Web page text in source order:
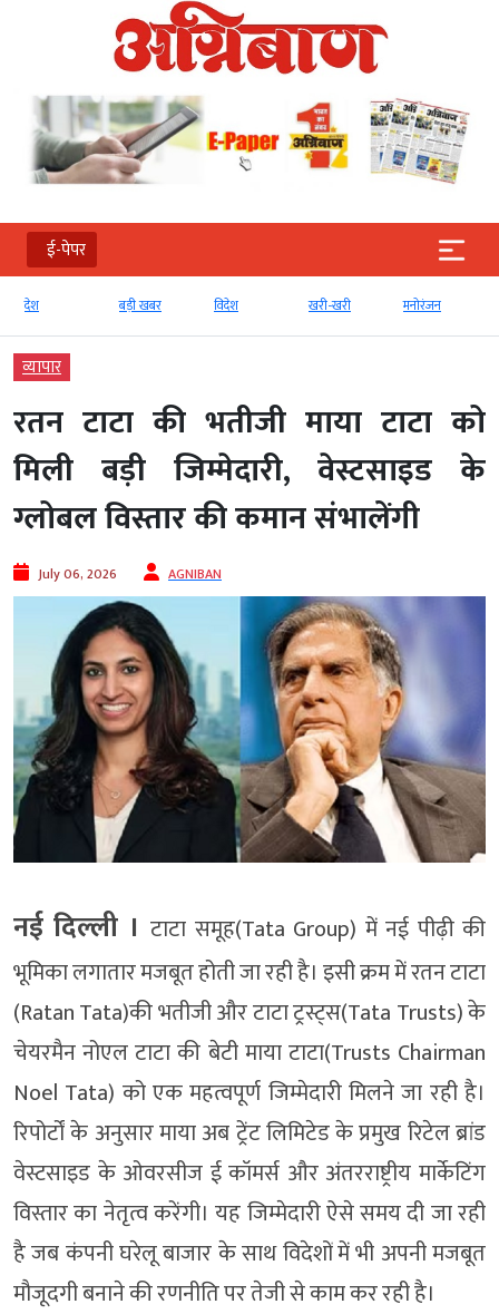
ई-पेपर
बड़ी खबर विदेश खरी-खरी मनोरंजन खेल
व्‍यापार
रतन टाटा की भतीजी माया टाटा को
मिली बड़ी जिम्मेदारी, वेस्टसाइड के
ग्लोबल विस्तार की कमान संभालेंगी
July 06, 2026 AGNIBAN
नई दिल्ली ।टाटा समूह(Tata Group) में नई पीढ़ी की
भूमिका लगातार मजबूत होती जा रही है। इसी क्रम में रतन टाटा
(Ratan Tata)की भतीजी और टाटा ट्रस्ट्स(Tata Trusts) के
चेयरमैन नोएल टाटा की बेटी माया टाटा(Trusts Chairman
Noel Tata) को एक महत्वपूर्ण जिम्मेदारी मिलने जा रही है।
रिपोर्टों के अनुसार माया अब ट्रेंट लिमिटेड के प्रमुख रिटेल ब्रांड
वेस्टसाइड के ओवरसीज ई कॉमर्स और अंतरराष्ट्रीय मार्केटिंग
विस्तार का नेतृत्व करेंगी। यह जिम्मेदारी ऐसे समय दी जा रही
है जब कंपनी घरेलू बाजार के साथ विदेशों में भी अपनी मजबूत
मौजूदगी बनाने की रणनीति पर तेजी से काम कर रही है।